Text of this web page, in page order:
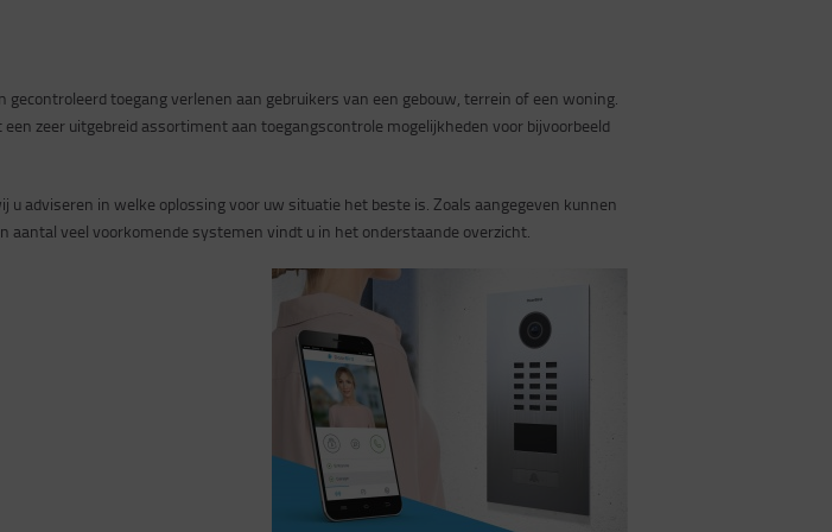
toegang verlenen aan gebruikers van een gebouw, terrein of een woning.
zeer uitgebreid assortiment aan toegangscontrole mogelijkheden voor bijvoorbeeld
adviseren in welke oplossing voor uw situatie het beste is. Zoals aangegeven kunnen
aantal veel voorkomende systemen vindt u in het onderstaande overzicht.